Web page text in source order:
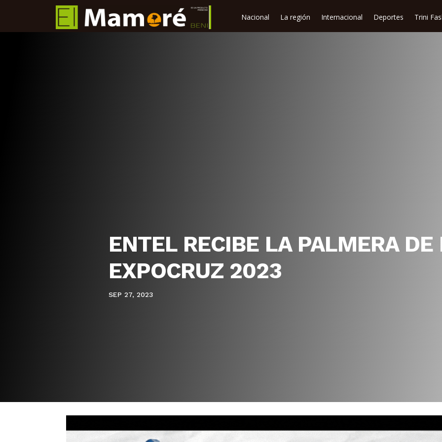
Nacional La región Internacional Deportes Trini
ENTEL RECIBE LA PALMERA DE
EXPOCRUZ 2023
SEP 27, 2023